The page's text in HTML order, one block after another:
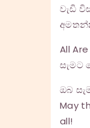
වැඩි
All
සැමට
ඔබ
May
all!